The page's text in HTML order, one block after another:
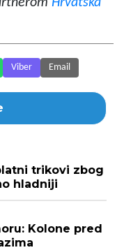
Viber Email
trikovi zbog
hladniji
Kolone pred